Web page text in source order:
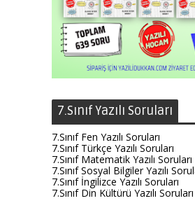
7.Sınıf Yazılı Soruları
7.Sınıf Fen Yazılı Soruları
7.Sınıf Türkçe Yazılı Soruları
7.Sınıf Matematik Yazılı Soruları
7.Sınıf Sosyal Bilgiler Yazılı
7.Sınıf İngilizce Yazılı Soruları
7.Sınıf Din Kültürü Yazılı Soruları